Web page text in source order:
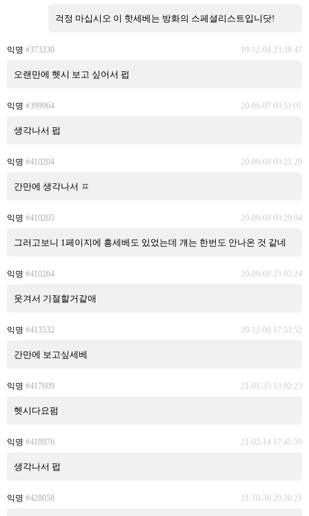
걱정 마십시오 이 핫세베는 방화의 스페셜리스트입니닷!
익명 #373230 19-12-04 23:28:47
오랜만에 헷시 보고 싶어서 펍
익명 #399964 20-06-07 09:51:01
생각나서 펍
익명 #410204 20-09-08 09:21:29
간만에 생각나서 ㅍ
익명 #410205 20-09-08 09:29:04
그러고보니 1페이지에 흥세베도 있었는데 걔는 한번도 안나온 것 같네
익명 #410264 20-09-08 23:03:24
웃겨서 기절할거같애
익명 #413532 20-12-06 17:53:52
간만에 보고싶세베
익명 #417609 21-01-25 13:02:23
헷시다요펌
익명 #418976 21-02-14 17:45:59
생각나서 펍
익명 #428058 21-10-30 20:20:21